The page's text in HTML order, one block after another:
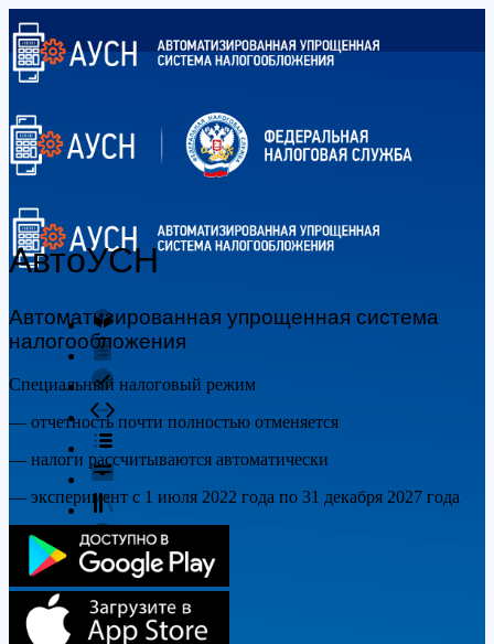
АвтоУСН
Автоматизированная упрощенная система
налогообложения
Специальный налоговый режим
— отчетность почти полностью отменяется
— налоги рассчитываются автоматически
— эксперимент с 1 июля 2022 года по 31 декабря 2027 года